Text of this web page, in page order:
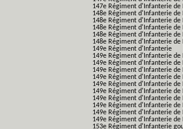
147e Régiment d'Infanterie de
148e Régiment d'Infanterie de
148e Régiment d'Infanterie de
148e Régiment d'Infanterie de
148e Régiment d'Infanterie de
148e Régiment d'Infanterie de
149e Régiment d'Infanterie
149e Régiment d'Infanterie de
149e Régiment d'Infanterie de
149e Régiment d'Infanterie de
149e Régiment d'Infanterie de
149e Régiment d'Infanterie de
149e Régiment d'Infanterie
149e Régiment d'Infanterie
149e Régiment d'Infanterie
149e Régiment d'Infanterie
149e Régiment d'Infanterie
153e Régiment d'Infanterie